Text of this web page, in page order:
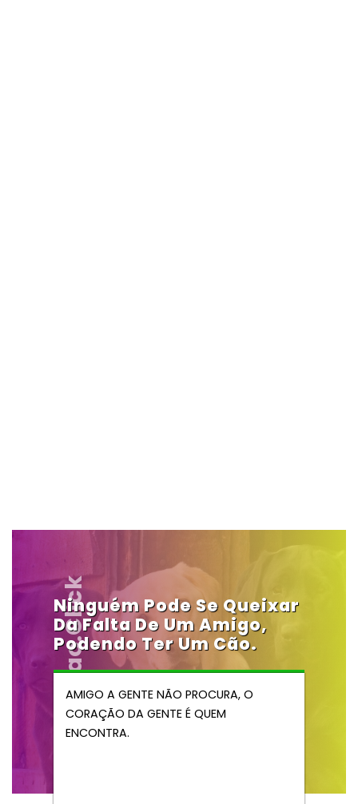
Vendocao.click
Ninguém Pode Se Queixar
Da Falta De Um Amigo,
Podendo Ter Um Cão.
AMIGO A GENTE NÃO PROCURA, O
CORAÇÃO DA GENTE É QUEM
ENCONTRA.